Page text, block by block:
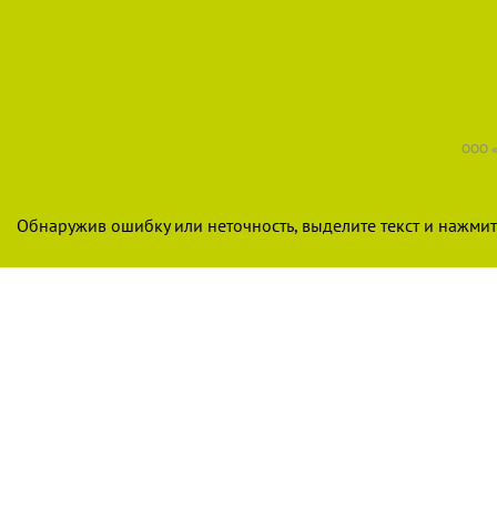
ООО
Обнаружив ошибку или неточность, выделите текст и